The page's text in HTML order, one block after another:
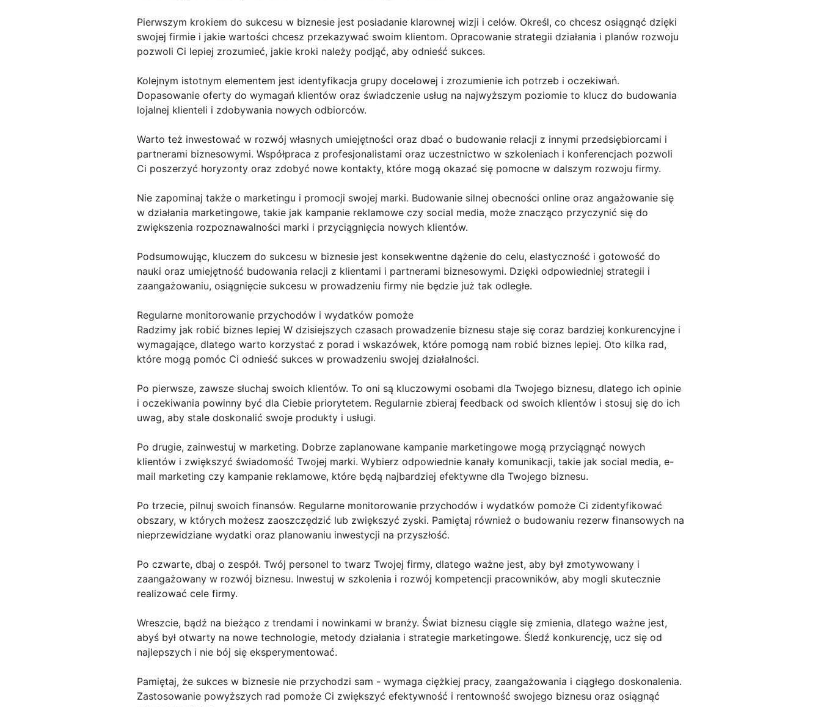
Pierwszym krokiem do sukcesu w biznesie jest posiadanie klarownej wizji i celów. Określ, co chcesz osiągnąć dzięki
swojej firmie i jakie wartości chcesz przekazywać swoim klientom. Opracowanie strategii działania i planów rozwoju
pozwoli Ci lepiej zrozumieć, jakie kroki należy podjąć, aby odnieść sukces.
Kolejnym istotnym elementem jest identyfikacja grupy docelowej i zrozumienie ich potrzeb i oczekiwań.
Dopasowanie oferty do wymagań klientów oraz świadczenie usług na najwyższym poziomie to klucz do budowania
lojalnej klienteli i zdobywania nowych odbiorców.
Warto też inwestować w rozwój własnych umiejętności oraz dbać o budowanie relacji z innymi przedsiębiorcami i
partnerami biznesowymi. Współpraca z profesjonalistami oraz uczestnictwo w szkoleniach i konferencjach pozwoli
Ci poszerzyć horyzonty oraz zdobyć nowe kontakty, które mogą okazać się pomocne w dalszym rozwoju firmy.
Nie zapominaj także o marketingu i promocji swojej marki. Budowanie silnej obecności online oraz angażowanie się
w działania marketingowe, takie jak kampanie reklamowe czy social media, może znacząco przyczynić się do
zwiększenia rozpoznawalności marki i przyciągnięcia nowych klientów.
Podsumowując, kluczem do sukcesu w biznesie jest konsekwentne dążenie do celu, elastyczność i gotowość do
nauki oraz umiejętność budowania relacji z klientami i partnerami biznesowymi. Dzięki odpowiedniej strategii i
zaangażowaniu, osiągnięcie sukcesu w prowadzeniu firmy nie będzie już tak odległe.
Regularne monitorowanie przychodów i wydatków pomoże
Radzimy jak robić biznes lepiej W dzisiejszych czasach prowadzenie biznesu staje się coraz bardziej konkurencyjne i
wymagające, dlatego warto korzystać z porad i wskazówek, które pomogą nam robić biznes lepiej. Oto kilka rad,
które mogą pomóc Ci odnieść sukces w prowadzeniu swojej działalności.
Po pierwsze, zawsze słuchaj swoich klientów. To oni są kluczowymi osobami dla Twojego biznesu, dlatego ich opinie
i oczekiwania powinny być dla Ciebie priorytetem. Regularnie zbieraj feedback od swoich klientów i stosuj się do ich
uwag, aby stale doskonalić swoje produkty i usługi.
Po drugie, zainwestuj w marketing. Dobrze zaplanowane kampanie marketingowe mogą przyciągnąć nowych
klientów i zwiększyć świadomość Twojej marki. Wybierz odpowiednie kanały komunikacji, takie jak social media, e-
mail marketing czy kampanie reklamowe, które będą najbardziej efektywne dla Twojego biznesu.
Po trzecie, pilnuj swoich finansów. Regularne monitorowanie przychodów i wydatków pomoże Ci zidentyfikować
obszary, w których możesz zaoszczędzić lub zwiększyć zyski. Pamiętaj również o budowaniu rezerw finansowych na
nieprzewidziane wydatki oraz planowaniu inwestycji na przyszłość.
Po czwarte, dbaj o zespół. Twój personel to twarz Twojej firmy, dlatego ważne jest, aby był zmotywowany i
zaangażowany w rozwój biznesu. Inwestuj w szkolenia i rozwój kompetencji pracowników, aby mogli skutecznie
realizować cele firmy.
Wreszcie, bądź na bieżąco z trendami i nowinkami w branży. Świat biznesu ciągle się zmienia, dlatego ważne jest,
abyś był otwarty na nowe technologie, metody działania i strategie marketingowe. Śledź konkurencję, ucz się od
najlepszych i nie bój się eksperymentować.
Pamiętaj, że sukces w biznesie nie przychodzi sam - wymaga ciężkiej pracy, zaangażowania i ciągłego doskonalenia.
Zastosowanie powyższych rad pomoże Ci zwiększyć efektywność i rentowność swojego biznesu oraz osiągnąć